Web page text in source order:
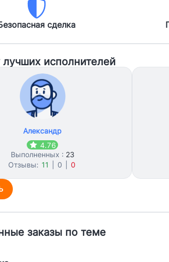
сделка
исполнителей
Александр
4.76
Выполненных : 23
Отзывы: 11 0 0
заказы по теме